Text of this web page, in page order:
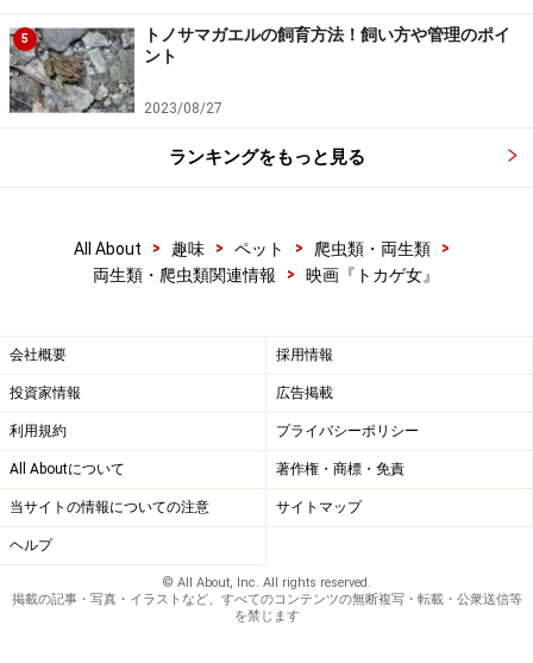
『リング』の貞子チックであるイッちゃった主人公なん
かはビジュアルとして気持ち悪いんですが。こういうの
をB級ホラーの魅力というのならば、そういうファンは
必見なんでしょう。
がり家さんなので、小さい画面で音を小さくして明るい
部屋で観たので、何とも言えませんが、あんまり怖くな
かったです。ポスターとか公式サイトの画像とか、ある
いはトルネードフィルムさんからお借りした写真とかの
方がよほど怖いです。
つーか、悪霊がヤモリなわけで、私たち両爬ファンから
見たらトッケイが口を開けて威嚇している映像なんてい
うのは、むしろかわいらしい。トッケイ飼育者が見た
ら、別の意味で怖いのかもしれませんが。
5
トノサマガエルの飼育方法！飼い方や管理のポイ
ント
2023/08/27
ランキングをもっと見る
All About > 趣味 > ペット > 爬虫類・両生類
>
両生類・爬虫類関連情報
> 映画『トカゲ女』
会社概要 採用情報
投資家情報 広告掲載
利用規約 プライバシーポリシー
All Aboutについて 著作権・商標・免責
当サイトの情報についての注意 サイトマップ
ヘルプ
© All About, Inc. All rights reserved.
掲載の記事・写真・イラストなど、すべてのコンテンツの無断複写・転載・公衆送信等
を禁じます